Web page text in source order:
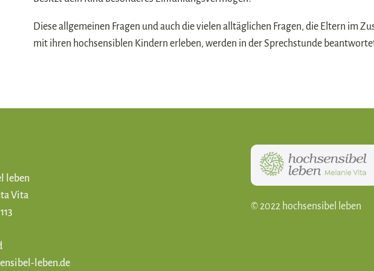
Diese allgemeinen Fragen und auch die vielen alltäglichen Fragen, die Eltern im
mit ihren hochsensiblen Kindern erleben, werden in der Sprechstunde
leben
Vita
leben.de
© 2022 hochsensibel leben